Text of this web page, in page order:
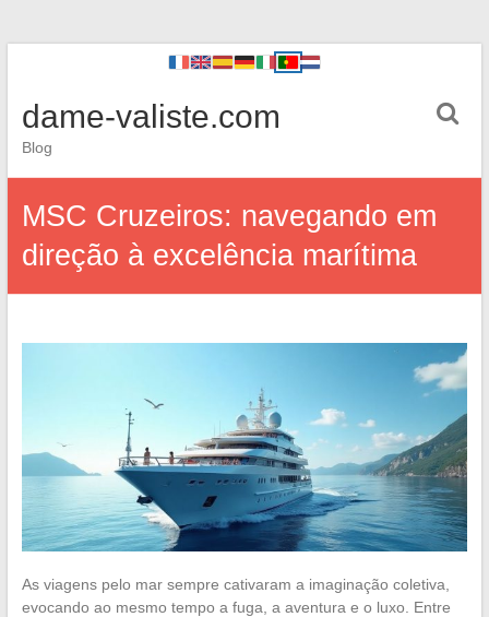
dame-valiste.com
Blog
MSC Cruzeiros: navegando em
direção à excelência marítima
As viagens pelo mar sempre cativaram a imaginação coletiva,
evocando ao mesmo tempo a fuga, a aventura e o luxo. Entre